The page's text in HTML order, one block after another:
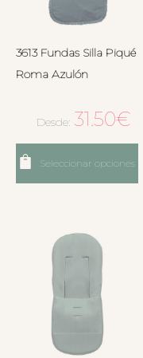
3613 Fundas Silla Piqué
Roma Azulón
Desde: 31.50€
Seleccionar opciones